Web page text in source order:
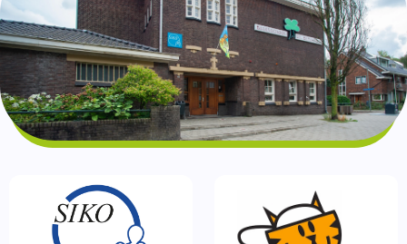
Gezonde school
Kinderopvang
BSO
Routebeschrijving
Privacy